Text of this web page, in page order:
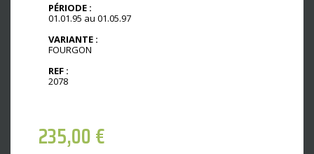
PÉRIODE :
01.01.95 au 01.05.97
VARIANTE :
FOURGON
REF :
2078
235,00€